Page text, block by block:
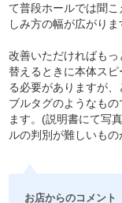
て普段ホールでは聞
しみ方の幅が広がりま
改善いただければも
替えるときに本体ス
る必要がありますが
ブルタグのようなも
ます。(説明書にて写
ルの判別が難しいもの
お店からのコメント